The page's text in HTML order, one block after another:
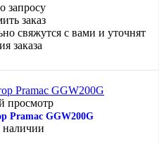
запросу
заказ
свяжутся с вами и уточнят
заказа
просмотр
Pramac GGW200G
наличии